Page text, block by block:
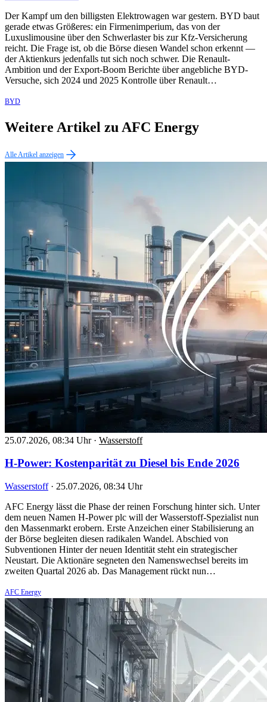
Der Kampf um den billigsten Elektrowagen war gestern. BYD baut
gerade etwas Größeres: ein Firmenimperium, das von der
Luxuslimousine über den Schwerlaster bis zur Kfz-Versicherung
reicht. Die Frage ist, ob die Börse diesen Wandel schon erkennt —
der Aktienkurs jedenfalls tut sich noch schwer. Die Renault-
Ambition und der Export-Boom Berichte über angebliche BYD-
Versuche, sich 2024 und 2025 Kontrolle über Renault…
BYD
Weitere Artikel zu AFC Energy
Alle Artikel anzeigen
25.07.2026, 08:34 Uhr · Wasserstoff
H-Power: Kostenparität zu Diesel bis Ende 2026
Wasserstoff · 25.07.2026, 08:34 Uhr
AFC Energy lässt die Phase der reinen Forschung hinter sich. Unter
dem neuen Namen H-Power plc will der Wasserstoff-Spezialist nun
den Massenmarkt erobern. Erste Anzeichen einer Stabilisierung an
der Börse begleiten diesen radikalen Wandel. Abschied von
Subventionen Hinter der neuen Identität steht ein strategischer
Neustart. Die Aktionäre segneten den Namenswechsel bereits im
zweiten Quartal 2026 ab. Das Management rückt nun…
AFC Energy